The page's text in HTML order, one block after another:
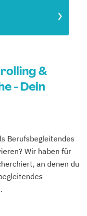
&
- Dein
Berufsbegleitendes
Wir haben für
an denen du